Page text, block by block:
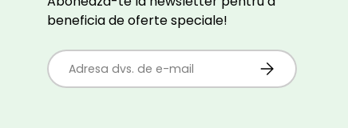
beneficia de oferte speciale!
E-mail ABONEAZĂ-TE